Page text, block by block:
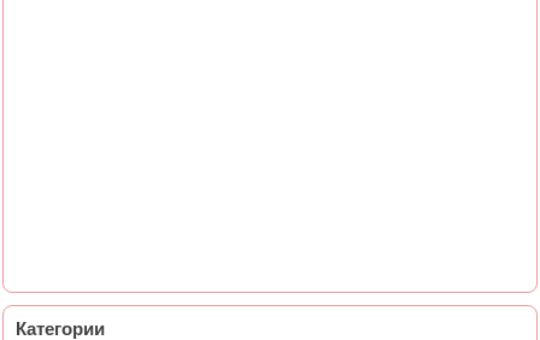
Категории